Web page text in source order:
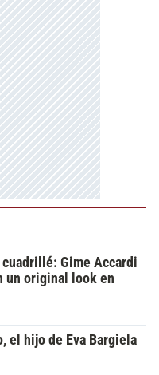
Gime Accardi
un original look en
el hijo de Eva Bargiela